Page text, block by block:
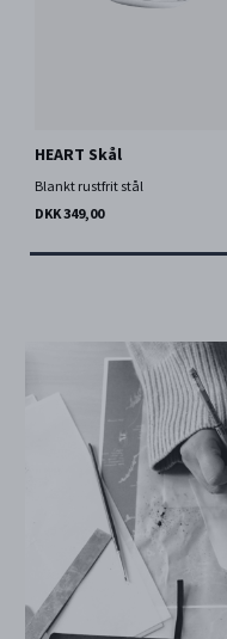
HEART Skål
Blankt rustfrit stål
DKK 349,00